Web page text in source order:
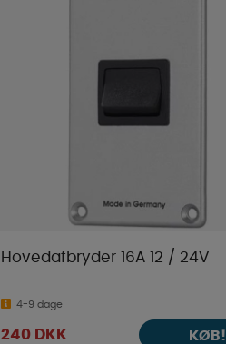
Hovedafbryder 16A 12 / 24V
4-9 dage
240 DKK KØB!